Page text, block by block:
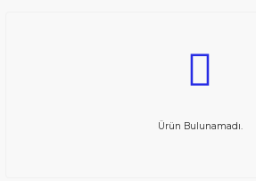
Ürün Bulunamadı.